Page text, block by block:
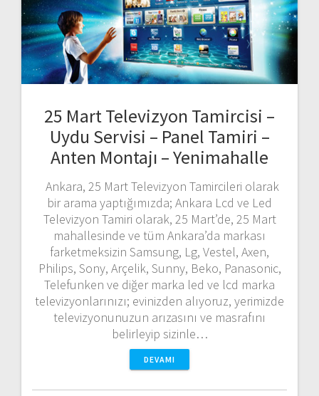
25 Mart Televizyon Tamircisi –
Uydu Servisi – Panel Tamiri –
Anten Montajı – Yenimahalle
Ankara, 25 Mart Televizyon Tamircileri olarak
bir arama yaptığımızda; Ankara Lcd ve Led
Televizyon Tamiri olarak, 25 Mart’de, 25 Mart
mahallesinde ve tüm Ankara’da markası
farketmeksizin Samsung, Lg, Vestel, Axen,
Philips, Sony, Arçelik, Sunny, Beko, Panasonic,
Telefunken ve diğer marka led ve lcd marka
televizyonlarınızı; evinizden alıyoruz, yerimizde
televizyonunuzun arızasını ve masrafını
belirleyip sizinle…
DEVAMI